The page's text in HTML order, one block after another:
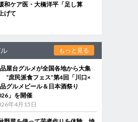
和ケア医・大橋洋平「足し算
げて
もっと見る
屋台グルメが全国各地から大集
“庶民派食フェス”第4回「川口×
グルメビール＆日本酒祭り
」を開催
年4月15日